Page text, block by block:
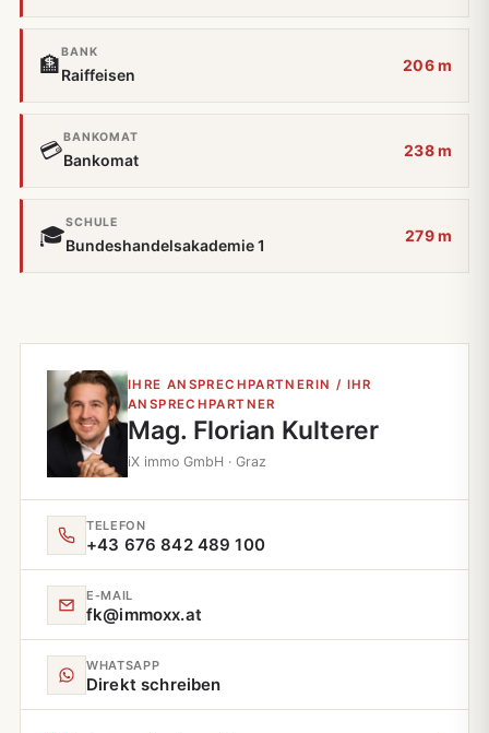
🏦
BANK
Raiffeisen
206 m
💳
BANKOMAT
Bankomat
238 m
🎓
SCHULE
Bundeshandelsakademie 1
279 m
IHRE ANSPRECHPARTNERIN / IHR
ANSPRECHPARTNER
Mag. Florian Kulterer
iX immo GmbH · Graz
TELEFON
+43 676 842 489 100
E‑MAIL
fk@immoxx.at
WHATSAPP
Direkt schreiben